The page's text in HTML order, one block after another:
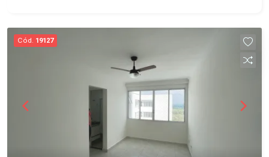
Avenida Tenente Névio Baracho, no Jardim Bela
Vista, o Condomínio Camargo Neves oferece a
combinação perfeita entre tranquilidade,
praticidade e qualidade de vida. Próximo ao
Shopping Centro, Colégio Tableau, Colégio
Univap, Serviço de Hematologia e Hemoterapia,
Galeria Paulista, tudo o que você precisa está a
poucos minutos de distância, facilitando a
mobilidade e torna o dia a dia muito mais prático.
Cód. 19127